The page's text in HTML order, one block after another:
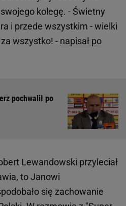
kolegę. - Świetny
i przede wszystkim - wielki
wszystko! - napisał po
pochwalił po
Lewandowski przyleciał
to Janowi
się zachowanie